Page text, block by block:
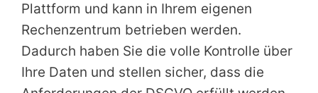
Plattform und kann in Ihrem eigenen
Rechenzentrum betrieben werden.
Dadurch haben Sie die volle Kontrolle über
Ihre Daten und stellen sicher, dass die